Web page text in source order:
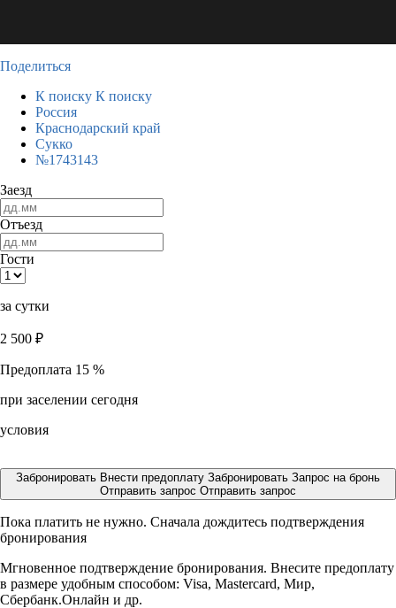
Поделиться
К поиску К поиску
Россия
Краснодарский край
Сукко
№1743143
Заезд
Отъезд
Гости
за сутки
2 500 ₽
Предоплата 15 %
при заселении сегодня
условия
Забронировать Внести предоплату Забронировать Запрос на бронь
Отправить запрос Отправить запрос
Пока платить не нужно. Сначала дождитесь подтверждения
бронирования
Мгновенное подтверждение бронирования. Внесите предоплату
в размере удобным способом: Visa, Mastercard, Мир,
Сбербанк.Онлайн и др.